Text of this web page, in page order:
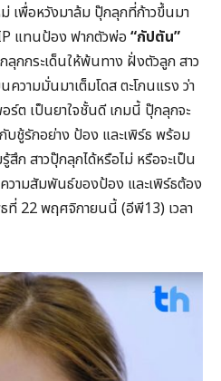
เพื่อหวังมาล้ม ปุ๊กลุกที่ก้าวขึ้นมา
แทนป้อง ฟากตัวพ่อ “กัปตัน”
ลุกกระเด็นให้พ้นทาง ฝั่งตัวลูก สาว
วามมั่นมาเต็มโดส ตะโกนแรง ว่า
ต เป็นยาใจชั้นดี เกมนี้ ปุ๊กลุกจะ
บชู้รักอย่าง ป้อง และเพิร์ธ พร้อม
ก สาวปุ๊กลุกได้หรือไม่ หรือจะเป็น
ามสัมพันธ์ของป้อง และเพิร์ธต้อง
22 พฤศจิกายนนี้ (อีพี13) เวลา